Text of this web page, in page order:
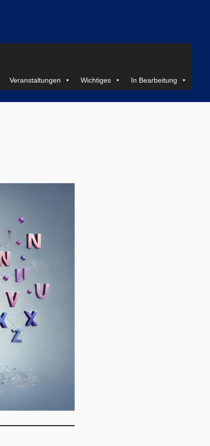
Veranstaltungen Wichtiges In Bearbeitung